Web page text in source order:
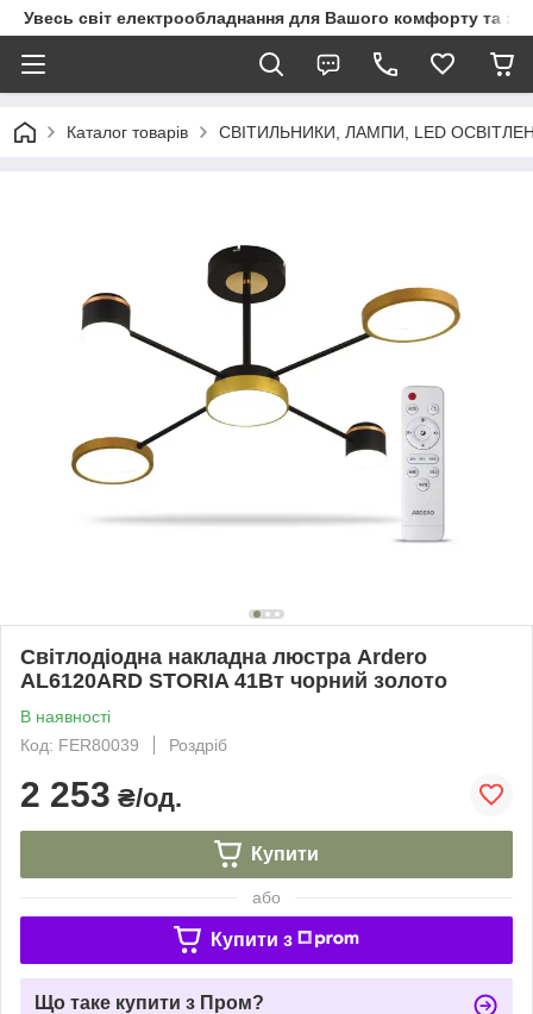
Увесь світ електрообладнання для Вашого комфорту та
Каталог товарів СВІТИЛЬНИКИ, ЛАМПИ, LED
Світлодіодна накладна люстра Ardero
AL6120ARD STORIA 41Вт чорний золото
В наявності
Код: FER80039
Роздріб
2 253 ₴/од.
Купити
або
Купити з
Що таке купити з Пром?